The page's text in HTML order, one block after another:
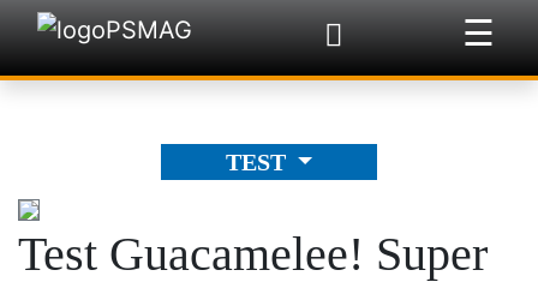
☰
×
TEST
Test Guacamelee! Super